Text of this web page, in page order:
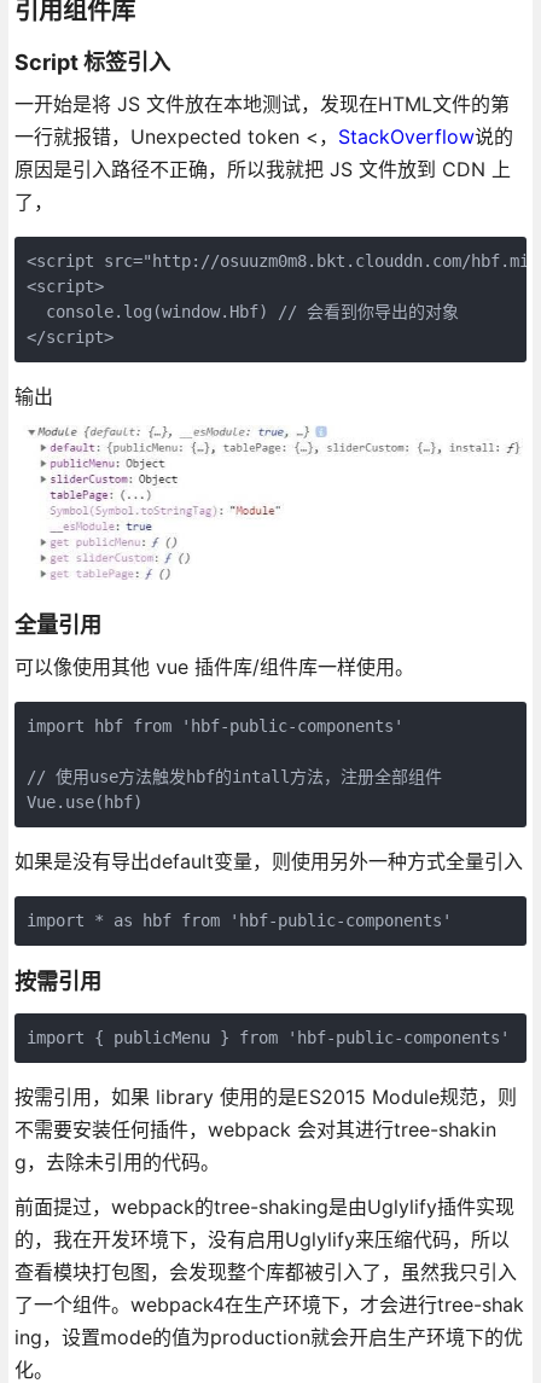
引用组件库
Script 标签引入
一开始是将 JS 文件放在本地测试，发现在HTML文件的第
一行就报错，Unexpected token <， StackOverflow说的
原因是引入路径不正确，所以我就把 JS 文件放到 CDN 上
了，
<script src="http://osuuzm0m8.bkt.clouddn.com/
<script>
  console.log(window.Hbf) // 会看到你导出的对象
</script>
输出
全量引用
可以像使用其他 vue 插件库/组件库一样使用。
import hbf from 'hbf-public-components'
// 使用use方法触发hbf的intall方法，注册全部组件
如果是没有导出default变量，则使用另外一种方式全量引入
按需引用
按需引用，如果 library 使用的是ES2015 Module规范，则
不需要安装任何插件，webpack 会对其进行tree-shakin
g，去除未引用的代码。
前面提过，webpack的tree-shaking是由Uglylify插件实现
的，我在开发环境下，没有启用Uglylify来压缩代码，所以
查看模块打包图，会发现整个库都被引入了，虽然我只引入
了一个组件。webpack4在生产环境下，才会进行tree-shak
ing，设置mode的值为production就会开启生产环境下的优
化。